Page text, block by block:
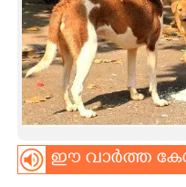
SPIRITUAL
INFO+
ART
ASTROഈ വാർത്ത